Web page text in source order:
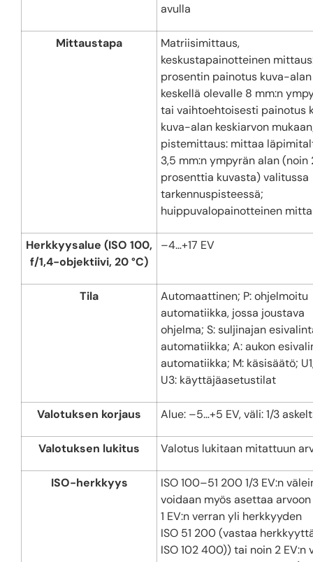
avulla
Mittaustapa
Matriisimittaus,
keskustapainotteinen
prosentin painotus kuva-alan
keskellä olevalle 8 mm:n
tai vaihtoehtoisesti painotus
kuva-alan keskiarvon
pistemittaus: mittaa
3,5 mm:n ympyrän alan (noin
prosenttia kuvasta) valitussa
tarkennuspisteessä;
huippuvalopainotteinen
Herkkyysalue (ISO 100,
f/1,4-objektiivi, 20 °C)
–4…+17 EV
Tila
Automaattinen; P: ohjelmoitu
automatiikka, jossa joustava
ohjelma; S: suljinajan
automatiikka; A: aukon
automatiikka; M: käsisäätö;
U3: käyttäjäasetustilat
Valotuksen korjaus Alue: –5…+5 EV, väli: 1/3
Valotuksen lukitus Valotus lukitaan mitattuun
ISO-herkkyys
ISO 100–51 200 1/3 EV:n
voidaan myös asettaa
1 EV:n verran yli herkkyyden
ISO 51 200 (vastaa
ISO 102 400)) tai noin 2 EV:n